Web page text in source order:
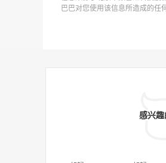
巴巴对您使用该信息所造成的任
感兴趣